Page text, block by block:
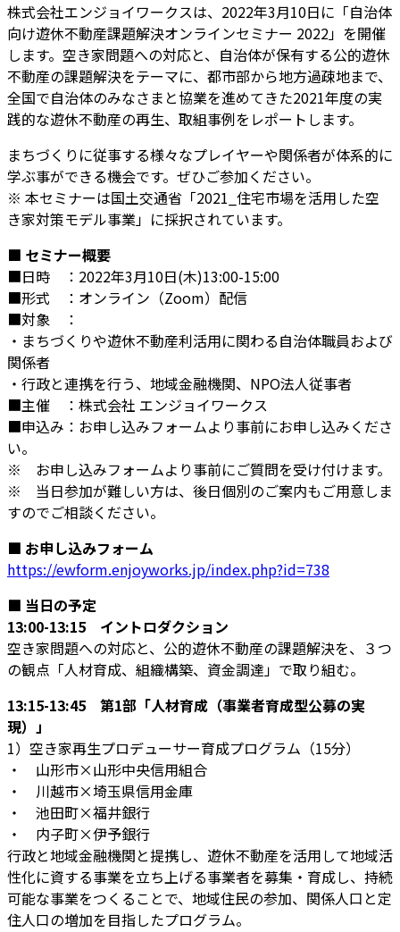
株式会社エンジョイワークスは、2022年3月10日に「自治体
向け遊休不動産課題解決オンラインセミナー 2022」を開催
します。空き家問題への対応と、自治体が保有する公的遊休
不動産の課題解決をテーマに、都市部から地方過疎地まで、
全国で自治体のみなさまと協業を進めてきた2021年度の実
践的な遊休不動産の再生、取組事例をレポートします。
まちづくりに従事する様々なプレイヤーや関係者が体系的に
学ぶ事ができる機会です。ぜひご参加ください。
※ 本セミナーは国土交通省「2021_住宅市場を活用した空
き家対策モデル事業」に採択されています。
■ セミナー概要
■日時 ：2022年3月10日(木)13:00-15:00
■形式 ：オンライン（Zoom）配信
■対象 ：
・まちづくりや遊休不動産利活用に関わる自治体職員および
関係者
・行政と連携を行う、地域金融機関、NPO法人従事者
■主催 ：株式会社 エンジョイワークス
■申込み：お申し込みフォームより事前にお申し込みくださ
い。
※ お申し込みフォームより事前にご質問を受け付けます。
※ 当日参加が難しい方は、後日個別のご案内もご用意しま
すのでご相談ください。
■ お申し込みフォーム
https://ewform.enjoyworks.jp/index.php?id=738
■ 当日の予定
13:00-13:15 イントロダクション
空き家問題への対応と、公的遊休不動産の課題解決を、３つ
の観点「人材育成、組織構築、資金調達」で取り組む。
13:15-13:45 第1部「人材育成（事業者育成型公募の実
現）」
1）空き家再生プロデューサー育成プログラム（15分）
・ 山形市×山形中央信用組合
・ 川越市×埼玉県信用金庫
・ 池田町×福井銀行
・ 内子町×伊予銀行
行政と地域金融機関と提携し、遊休不動産を活用して地域活
性化に資する事業を立ち上げる事業者を募集・育成し、持続
可能な事業をつくることで、地域住民の参加、関係人口と定
住人口の増加を目指したプログラム。